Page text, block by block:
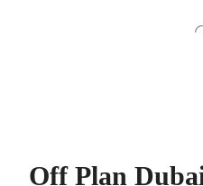
Off Plan